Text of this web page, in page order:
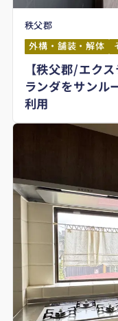
秩父郡
外構・舗装・解体
【秩父郡/エク
ランダをサンル
利用